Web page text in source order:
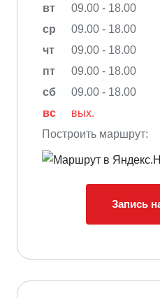
вт
09.00 - 18.00
ср
09.00 - 18.00
чт
09.00 - 18.00
пт
09.00 - 18.00
сб
09.00 - 18.00
вс
вых.
Построить маршрут:
Запись